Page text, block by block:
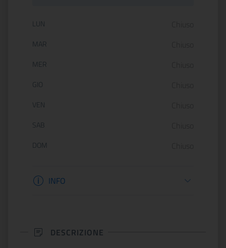
Orario di apertura:
LUN
MAR
MER
GIO
VEN
SAB
DOM
Informazioni apertura
INFO
DESCRIZIONE